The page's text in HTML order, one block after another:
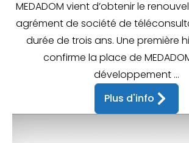
MEDADOM vient d’obtenir le
agrément de société de
durée de trois ans. Une première
confirme la place de
développement ...
Plus d'info